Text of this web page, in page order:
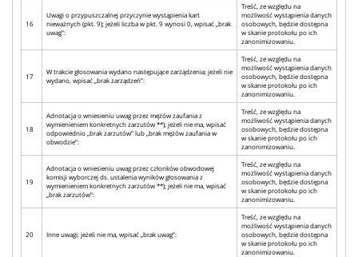
16
Uwagi o przypuszczalnej przyczynie wystąpienia kart
nieważnych (pkt. 9); jeżeli liczba w pkt. 9 wynosi 0, wpisać „brak
uwag”:
Treść, ze względu na
możliwość wystąpienia danych
osobowych, będzie dostępna
w skanie protokołu po ich
zanonimizowaniu.
17
W trakcie głosowania wydano następujące zarządzenia; jeżeli nie
wydano, wpisać „brak zarządzeń”:
Treść, ze względu na
możliwość wystąpienia danych
osobowych, będzie dostępna
w skanie protokołu po ich
zanonimizowaniu.
18
Adnotacja o wniesieniu uwag przez mężów zaufania z
wymienieniem konkretnych zarzutów **); jeżeli nie ma, wpisać
odpowiednio „brak zarzutów” lub „brak mężów zaufania w
obwodzie”:
Treść, ze względu na
możliwość wystąpienia danych
osobowych, będzie dostępna
w skanie protokołu po ich
zanonimizowaniu.
19
Adnotacja o wniesieniu uwag przez członków obwodowej
komisji wyborczej ds. ustalenia wyników głosowania z
wymienieniem konkretnych zarzutów **); jeżeli nie ma, wpisać
„brak zarzutów”:
Treść, ze względu na
możliwość wystąpienia danych
osobowych, będzie dostępna
w skanie protokołu po ich
zanonimizowaniu.
20 Inne uwagi; jeżeli nie ma, wpisać „brak uwag”:
Treść, ze względu na
możliwość wystąpienia danych
osobowych, będzie dostępna
w skanie protokołu po ich
zanonimizowaniu.